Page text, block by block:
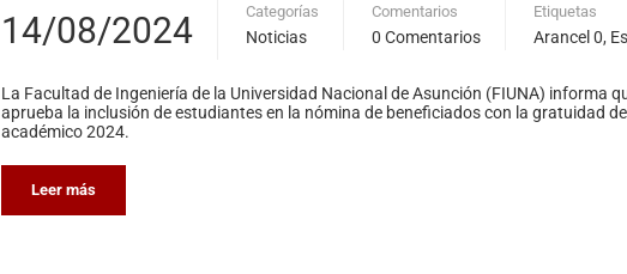
14/08/2024 Categorías
Noticias
Comentarios
0 Comentarios
Etiquetas
Arancel 0,
La Facultad de Ingeniería de la Universidad Nacional de Asunción (FIUNA) informa
aprueba la inclusión de estudiantes en la nómina de beneficiados con la gratuidad
académico 2024.
Leer más